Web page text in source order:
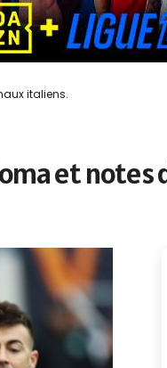
italiens.
et